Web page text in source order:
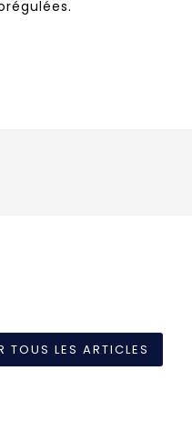
TOUS LES ARTICLES